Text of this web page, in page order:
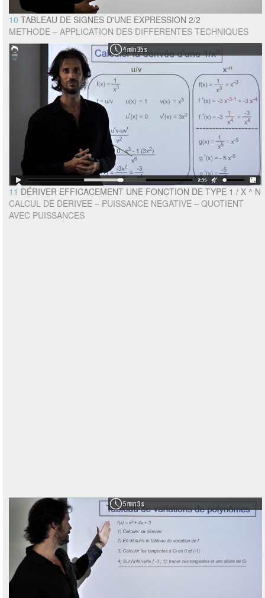
10 TABLEAU DE SIGNES D'UNE EXPRESSION 2/2
METHODE – APPLICATION DES DIFFERENTES TECHNIQUES
4 min 35 s
11 DÉRIVER EFFICACEMENT UNE FONCTION DE TYPE 1 / X ^ N
CALCUL DE DERIVEE – PUISSANCE NEGATIVE – QUOTIENT
AVEC PUISSANCES
5 min 3 s